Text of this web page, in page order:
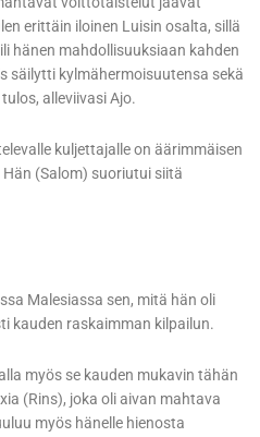
erittäin iloinen Luisin osalta, sillä
hänen mahdollisuuksiaan kahden
säilytti kylmähermoisuutensa sekä
alleviivasi Ajo.
kuljettajalle on äärimmäisen
(Salom) suoriutui siitä
Malesiassa sen, mitä hän oli
kauden raskaimman kilpailun.
myös se kauden mukavin tähän
(Rins), joka oli aivan mahtava
myös hänelle hienosta